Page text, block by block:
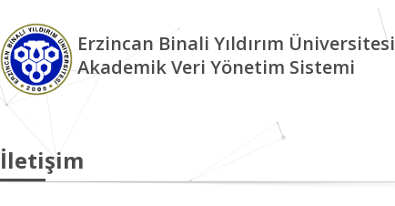
Erzincan Binali Yıldırım Üniversitesi
Akademik Veri Yönetim Sistemi
İletişim